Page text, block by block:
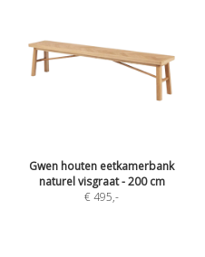
Gwen houten eetkamerbank
naturel visgraat - 200 cm
€ 495,-